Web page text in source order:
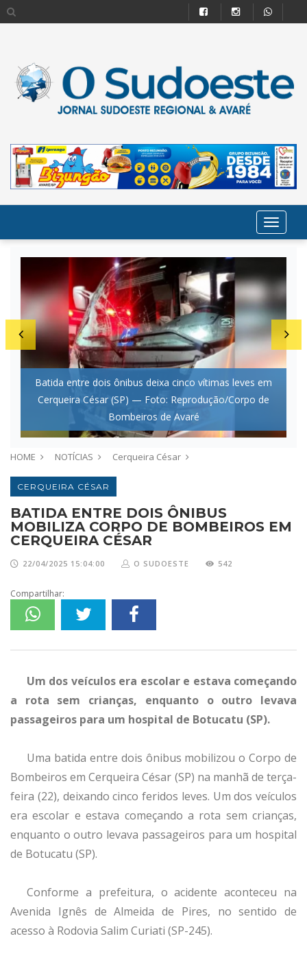
Batida entre dois ônibus deixa cinco vítimas leves em
Cerqueira César (SP) — Foto: Reprodução/Corpo de
Bombeiros de Avaré
HOME NOTÍCIAS Cerqueira César
CERQUEIRA CÉSAR
BATIDA ENTRE DOIS ÔNIBUS
MOBILIZA CORPO DE BOMBEIROS EM
CERQUEIRA CÉSAR
22/04/2025 15:04:00 O SUDOESTE 542
Compartilhar:
Um dos veículos era escolar e estava começando
a rota sem crianças, enquanto o outro levava
passageiros para um hospital de Botucatu (SP).
Uma batida entre dois ônibus mobilizou o Corpo de
Bombeiros em Cerqueira César (SP) na manhã de terça-
feira (22), deixando cinco feridos leves. Um dos veículos
era escolar e estava começando a rota sem crianças,
enquanto o outro levava passageiros para um hospital
de Botucatu (SP).
Conforme a prefeitura, o acidente aconteceu na
Avenida Ignês de Almeida de Pires, no sentido de
acesso à Rodovia Salim Curiati (SP-245).